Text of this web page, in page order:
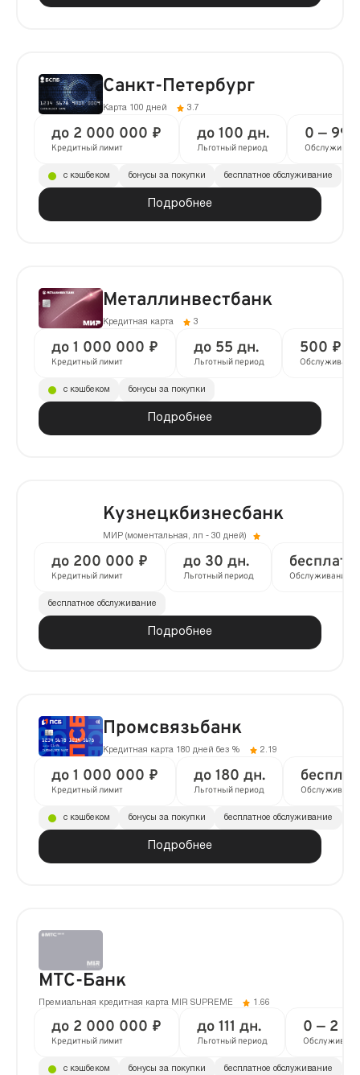
Санкт-Петербург
Карта 100 дней 3.7
до 2 000 000 ₽
Кредитный лимит
до 100 дн.
Льготный период
0 — 99
Подробнее
с кэшбеком бонусы за покупки бесплатное обслуживание
Металлинвестбанк
Кредитная карта 3
до 1 000 000 ₽
Кредитный лимит
до 55 дн.
Льготный период
500 ₽ в
Обслуживание
Подробнее
с кэшбеком бонусы за покупки
Кузнецкбизнесбанк
МИР (моментальная, лп - 30 дней)
до 200 000 ₽
Кредитный лимит
до 30 дн.
Льготный период Обслуживание
Подробнее
бесплатное обслуживание
Промсвязьбанк
Кредитная карта 180 дней без % 2.19
до 1 000 000 ₽
Кредитный лимит
до 180 дн.
Льготный период
Подробнее
с кэшбеком бонусы за покупки бесплатное обслуживание
МТС-Банк
Премиальная кредитная карта MIR SUPREME 1.66
до 2 000 000 ₽
Кредитный лимит
до 111 дн.
Льготный период
0 — 2
с кэшбеком бонусы за покупки бесплатное обслуживание